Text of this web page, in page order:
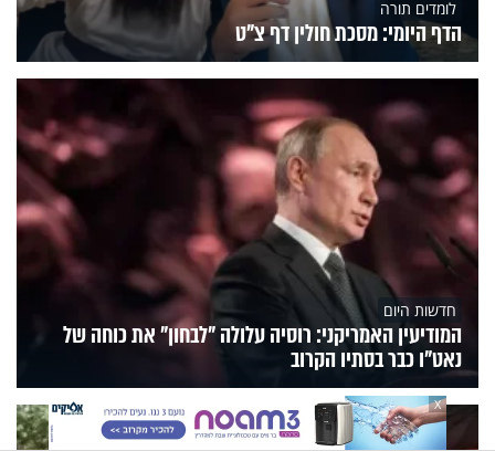
לומדים תורה
הדף היומי: מסכת חולין דף צ"ט
חדשות היום
המודיעין האמריקני: רוסיה עלולה "לבחון" את כוחה של
נאט"ו כבר בסתיו הקרוב
X